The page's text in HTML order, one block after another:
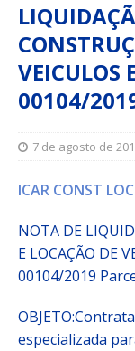
VEICULOS
00104/
7 de agosto de
ICAR CONST
NOTA DE
E LOCAÇÃO DE
00104/2019
OBJETO:
especializada